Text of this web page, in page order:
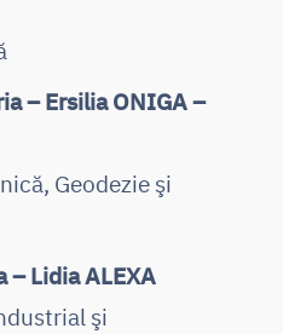
– Ersilia ONIGA –
Geodezie şi
– Lidia ALEXA
şi